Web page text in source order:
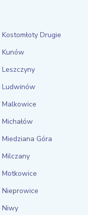
Kostomłoty Drugie
Kunów
Leszczyny
Ludwinów
Malkowice
Michałów
Miedziana Góra
Milczany
Motkowice
Nieprowice
Niwy